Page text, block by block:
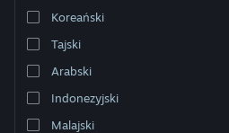
Pobierz aplikację mobilną Steam
Wersja przeglądarkowa
Koreański
Tajski
Arabski
Indonezyjski
Malajski